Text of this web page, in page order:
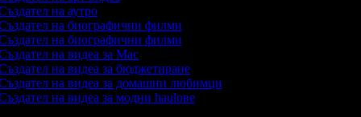
на аутро
на биографични филми
на биографични филми
на видеа за Mac
на видеа за бюджетиране
на видеа за домашни любимци
на видеа за модни haulове